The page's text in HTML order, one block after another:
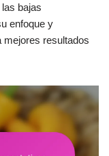
bajas
enfoque y
mejores resultados